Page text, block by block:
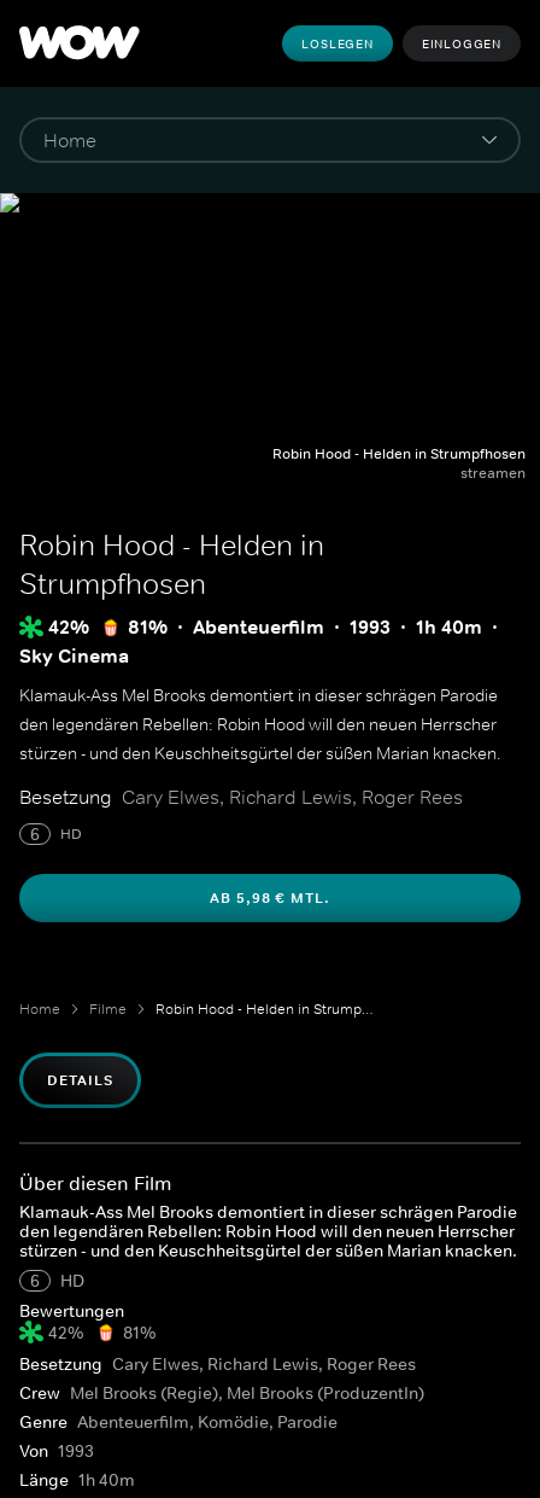
LOSLEGEN EINLOGGEN
Robin Hood - Helden in Strumpfhosen
streamen
Robin Hood - Helden in
Strumpfhosen
42% 81% Abenteuerfilm 1993
1h 40m
Sky Cinema
Klamauk-Ass Mel Brooks demontiert in dieser schrägen Parodie
den legendären Rebellen: Robin Hood will den neuen Herrscher
stürzen - und den Keuschheitsgürtel der süßen Marian knacken.
Besetzung Cary Elwes, Richard Lewis, Roger Rees
6 HD
AB 5,98 € MTL.
Home Filme Robin Hood - Helden in Strumpfhosen
DETAILS
Über diesen Film
Klamauk-Ass Mel Brooks demontiert in dieser schrägen Parodie
den legendären Rebellen: Robin Hood will den neuen Herrscher
stürzen - und den Keuschheitsgürtel der süßen Marian knacken.
6
HD
Bewertungen
42%
81%
Besetzung Cary Elwes, Richard Lewis, Roger Rees
Crew Mel Brooks (Regie), Mel Brooks (ProduzentIn)
Genre Abenteuerfilm, Komödie, Parodie
Von 1993
Länge 1h 40m